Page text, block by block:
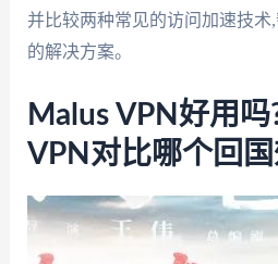
并比较两种常见的访问加速技术
的解决方案。
Malus VPN好用
VPN对比哪个回